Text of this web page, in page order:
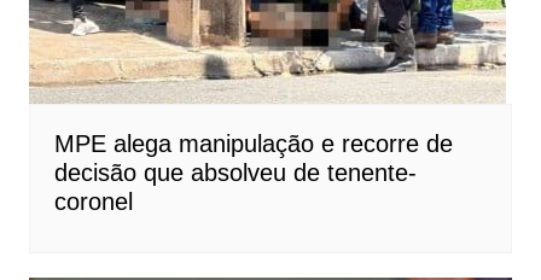
MPE alega manipulação e recorre de
decisão que absolveu de tenente-
coronel